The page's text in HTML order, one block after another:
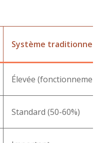
Système traditionnel
Élevée
Standard (50-60%)